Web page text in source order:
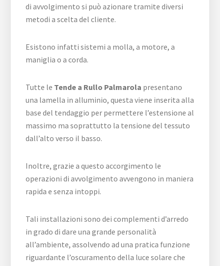
di avvolgimento si può azionare tramite diversi
metodi a scelta del cliente.
Esistono infatti sistemi a molla, a motore, a
maniglia o a corda.
Tutte le Tende a Rullo Palmarola presentano
una lamella in alluminio, questa viene inserita alla
base del tendaggio per permettere l’estensione al
massimo ma soprattutto la tensione del tessuto
dall’alto verso il basso.
Inoltre, grazie a questo accorgimento le
operazioni di avvolgimento avvengono in maniera
rapida e senza intoppi.
Tali installazioni sono dei complementi d’arredo
in grado di dare una grande personalità
all’ambiente, assolvendo ad una pratica funzione
riguardante l’oscuramento della luce solare che